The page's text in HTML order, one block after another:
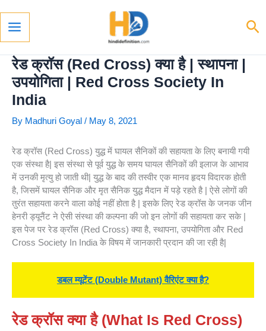
Content
Main
Menu
रेड क्रॉस (Red Cross) क्या है | स्थापना |
उपयोगिता | Red Cross Society In
India
By Madhuri Goyal / May 8, 2021
रेड क्रॉस (Red Cross) युद्ध में घायल सैनिकों की सहायता के लिए बनायी गयी
एक संस्था है| इस संस्था से पूर्व युद्ध के समय घायल सैनिकों की इलाज के आभाव
में उनकी मृत्यु हो जाती थी| युद्ध के बाद की तस्वीर एक मानव हृदय विदारक होती
है, जिसमें घायल सैनिक और मृत सैनिक युद्ध मैदान में पड़े रहते है | ऐसे लोगों की
तुरंत सहायता करने वाला कोई नहीं होता है | इसके लिए रेड क्रॉस के जनक जीन
हेनरी ड्यूनैंट ने ऐसी संस्था की कल्पना की जो इन लोगों की सहायता कर सके |
इस पेज पर रेड क्रॉस (Red Cross) क्या है, स्थापना, उपयोगिता और Red
Cross Society In India के विषय में जानकारी प्रदान की जा रही है|
डबल म्यूटेंट (Double Mutant) वैरिएंट क्या है?
रेड क्रॉस क्या है (What Is Red Cross)